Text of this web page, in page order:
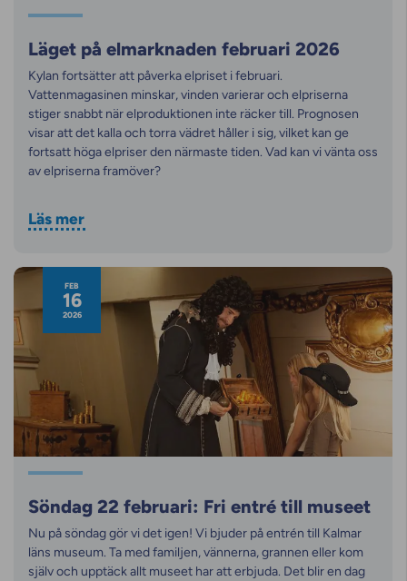
Läget på elmarknaden februari 2026
Kylan fortsätter att påverka elpriset i februari.
Vattenmagasinen minskar, vinden varierar och elpriserna
stiger snabbt när elproduktionen inte räcker till. Prognosen
visar att det kalla och torra vädret håller i sig, vilket kan ge
fortsatt höga elpriser den närmaste tiden. Vad kan vi vänta oss
av elpriserna framöver?
Läs mer
FEB
16
2026
Söndag 22 februari: Fri entré till museet
Nu på söndag gör vi det igen! Vi bjuder på entrén till Kalmar
läns museum. Ta med familjen, vännerna, grannen eller kom
själv och upptäck allt museet har att erbjuda. Det blir en dag